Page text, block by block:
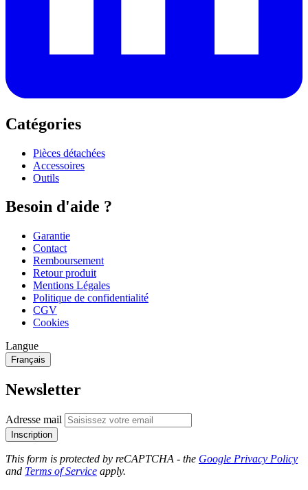
Catégories
Pièces détachées
Accessoires
Outils
Besoin d'aide ?
Garantie
Contact
Remboursement
Retour produit
Mentions Légales
Politique de confidentialité
CGV
Cookies
Langue
Français
Newsletter
Adresse mail
Inscription
This form is protected by reCAPTCHA - the Google Privacy Policy
and Terms of Service apply.